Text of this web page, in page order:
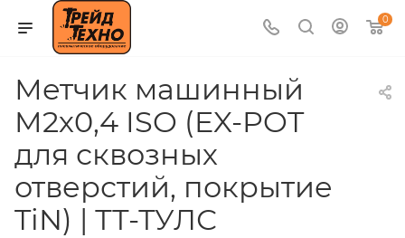
0
Метчик машинный
M2х0,4 ISO (EX-POT
для сквозных
отверстий, покрытие
TiN) | ТТ-ТУЛС